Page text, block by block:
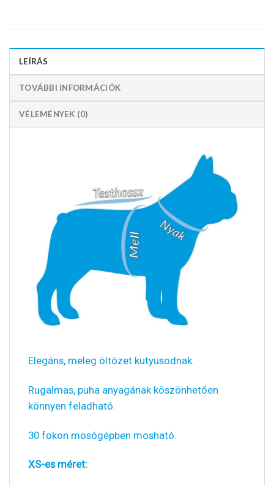
LEÍRÁS
TOVÁBBI INFORMÁCIÓK
VÉLEMÉNYEK (0)
Elegáns, meleg öltözet kutyusodnak.
Rugalmas, puha anyagának köszönhetően
könnyen feladható.
30 fokon mosógépben mosható.
XS-es méret: